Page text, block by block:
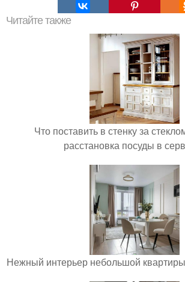
Читайте также
Что поставить в стенку за
расстановка посуды в
Нежный интерьер небольшой